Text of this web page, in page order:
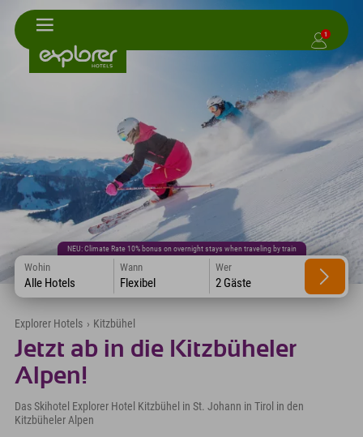
1
NEU: Climate Rate 10% bonus on overnight stays when traveling by train
Wohin
Alle Hotels
Wann
Flexibel
Wer
2 Gäste
Explorer Hotels › Kitzbühel
Jetzt ab in die Kitzbüheler
Alpen!
Das Skihotel Explorer Hotel Kitzbühel in St. Johann in Tirol in den
Kitzbüheler Alpen